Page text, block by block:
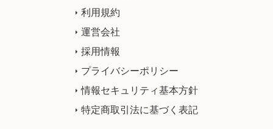
利用規約
運営会社
採用情報
プライバシーポリシー
情報セキュリティ基本方針
特定商取引法に基づく表記